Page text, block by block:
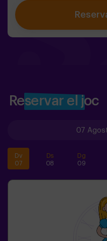
que les mantenen
posarà a prova d’una
de competir, sinó
Reservar el joc
07
Dv
07
Ds
08
Dg
09